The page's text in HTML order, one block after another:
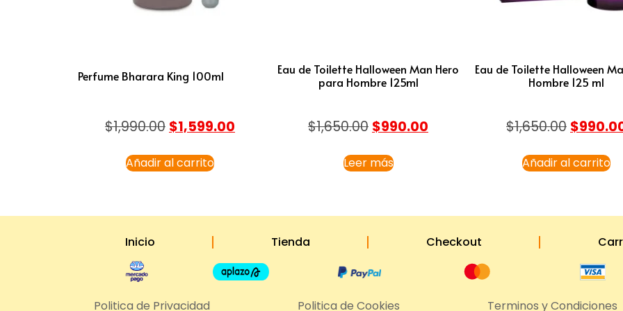
Perfume Bharara King 100ml
$1,990.00 $1,599.00
Añadir al carrito
Eau de Toilette Halloween Man Hero
para Hombre 125ml
$1,650.00 $990.00
Leer más
Eau de Toilette Halloween
Hombre 125 ml
$1,650.00 $
Añadir al carrito
Inicio Tienda Checkout
Politica de Privacidad Politica de Cookies Terminos y Condiciones